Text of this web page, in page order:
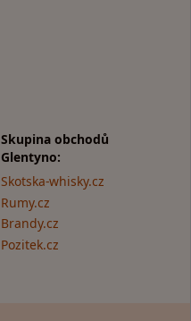
Skupina obchodů
Glentyno:
Skotska-whisky.cz
Rumy.cz
Brandy.cz
Pozitek.cz